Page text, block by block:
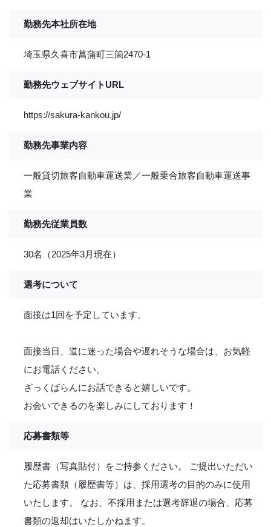
勤務先本社所在地
埼玉県久喜市菖蒲町三箇2470-1
勤務先ウェブサイトURL
https://sakura-kankou.jp/
勤務先事業内容
一般貸切旅客自動車運送業／一般乗合旅客自動車運送事
業
勤務先従業員数
30名（2025年3月現在）
選考について
面接は1回を予定しています。
面接当日、道に迷った場合や遅れそうな場合は、お気軽
にお電話ください。
ざっくばらんにお話できると嬉しいです。
お会いできるのを楽しみにしております！
応募書類等
履歴書（写真貼付）をご持参ください。 ご提出いただい
た応募書類（履歴書等）は、採用選考の目的のみに使用
いたします。 なお、不採用または選考辞退の場合、応募
書類の返却はいたしかねます。